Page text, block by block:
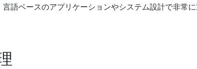
語ベースのアプリケーションやシステム設計で非常